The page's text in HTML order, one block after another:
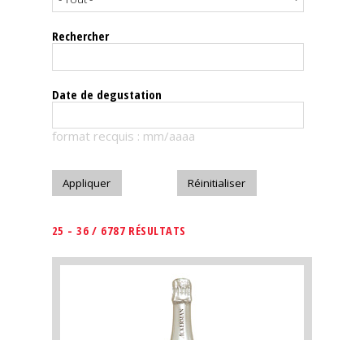
Le
magazine
Télécharger
Rechercher
Date de degustation
format recquis : mm/aaaa
25 - 36 / 6787 RÉSULTATS